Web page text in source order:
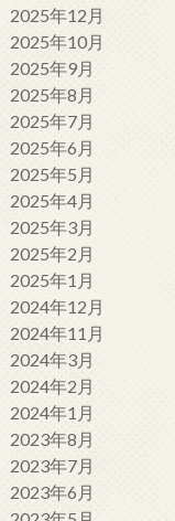
2025年12月
2025年10月
2025年9月
2025年8月
2025年7月
2025年6月
2025年5月
2025年4月
2025年3月
2025年2月
2025年1月
2024年12月
2024年11月
2024年3月
2024年2月
2024年1月
2023年8月
2023年7月
2023年6月